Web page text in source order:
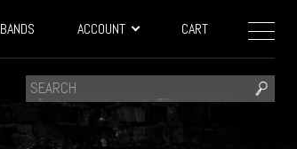
CART
ACCOUNT
BANDS